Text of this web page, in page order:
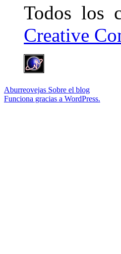
Todos los
Creative
Aburreovejas Sobre el blog
Funciona gracias a WordPress.